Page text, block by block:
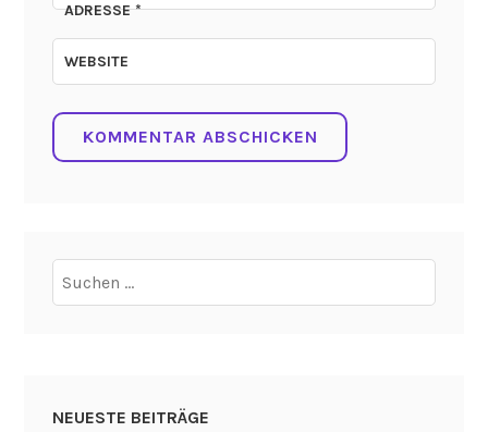
ADRESSE*
WEBSITE
Suchen
nach:
NEUESTE BEITRÄGE